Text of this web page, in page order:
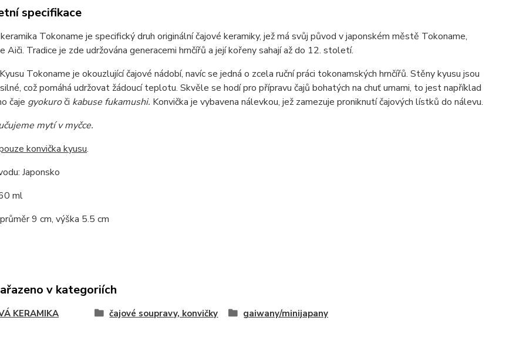
specifikace
Tokoname je specifický druh originální čajové keramiky, jež má svůj původ v japonském městě Tokoname,
Aiči. Tradice je zde udržována generacemi hrnčířů a její kořeny sahají až do 12. století.
Tokoname je okouzlující čajové nádobí, navíc se jedná o zcela ruční práci tokonamských hrnčířů. Stěny kyusu jsou
což pomáhá udržovat žádoucí teplotu. Skvěle se hodí pro přípravu čajů bohatých na chuť umami, to jest například
čaje gyokuroči kabuse fukamushi. Konvička je vybavena nálevkou, jež zamezuje proniknutí čajových lístků do nálevu.
mytí v myčce.
konvička kyusu.
Japonsko
ml
9 cm, výška 5.5 cm
v kategoriích
KERAMIKA čajové soupravy, konvičky gaiwany/minijapany